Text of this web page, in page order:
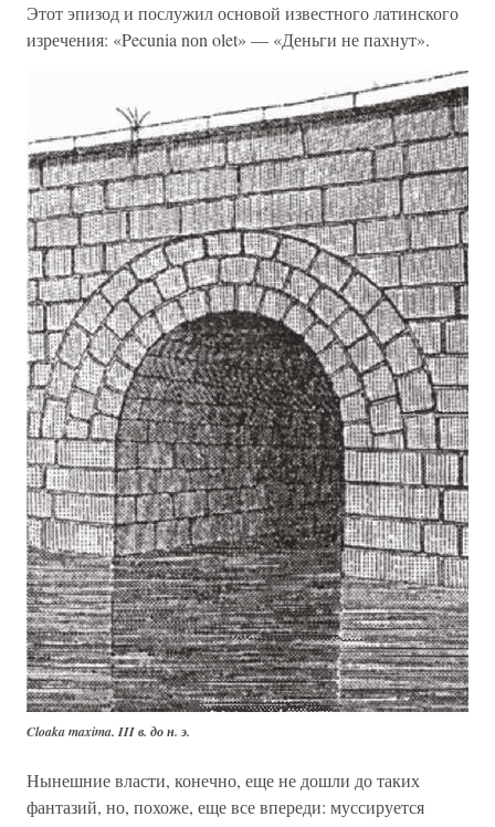
Этот эпизод и послужил основой известного латинского
изречения: «Pecunia nоn olet» — «Деньги не пахнут».
Cloaka maxima. III в. до н. э.
Нынешние власти, конечно, еще не дошли до таких
фантазий, но, похоже, еще все впереди: муссируется